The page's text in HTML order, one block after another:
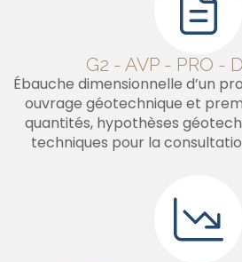
G2 - AVP - PRO -
Ébauche dimensionnelle d’un
ouvrage géotechnique et
quantités, hypothèses
techniques pour la